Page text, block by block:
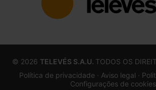
© 2026 TELEVÉS S.A.U. TODOS OS
Política de privacidade · Aviso legal ·
Configurações de cookies